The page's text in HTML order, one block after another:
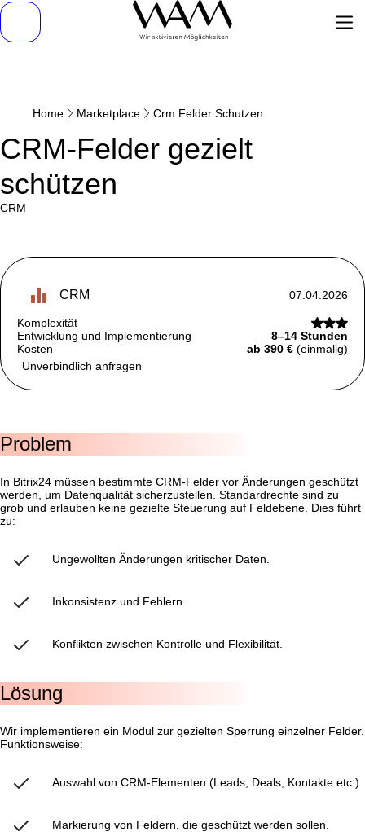
Home Marketplace Crm Felder Schutzen
CRM-Felder gezielt
schützen
CRM
CRM 07.04.2026
Komplexität
Entwicklung und Implementierung
8–14 Stunden
Kosten
ab 390 € (einmalig)
Unverbindlich anfragen
Problem
In Bitrix24 müssen bestimmte CRM-Felder vor Änderungen geschützt
werden, um Datenqualität sicherzustellen. Standardrechte sind zu
grob und erlauben keine gezielte Steuerung auf Feldebene. Dies führt
zu:
Ungewollten Änderungen kritischer Daten.
Inkonsistenz und Fehlern.
Konflikten zwischen Kontrolle und Flexibilität.
Lösung
Wir implementieren ein Modul zur gezielten Sperrung einzelner Felder.
Funktionsweise:
Auswahl von CRM-Elementen (Leads, Deals, Kontakte etc.)
Markierung von Feldern, die geschützt werden sollen.